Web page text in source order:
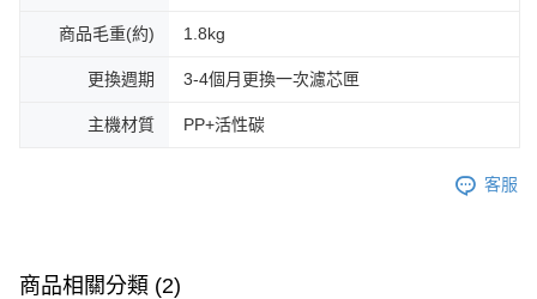
商品毛重(約) 1.8kg
更換週期 3-4個月更換一次濾芯匣
主機材質 PP+活性碳
客服
商品相關分類 (2)